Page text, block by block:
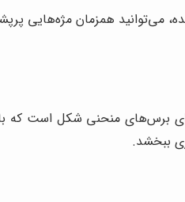
می‌توانید همزمان مژه‌هایی
برس‌های منحنی شکل است که
ببخشد.